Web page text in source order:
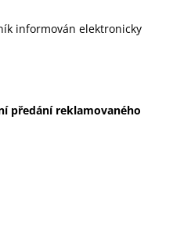
informován elektronicky
předání reklamovaného